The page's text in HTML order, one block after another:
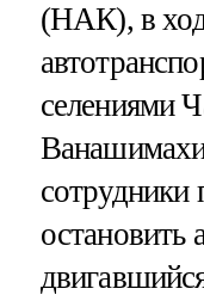
(НАК), в
селениями
сотрудники
остановить